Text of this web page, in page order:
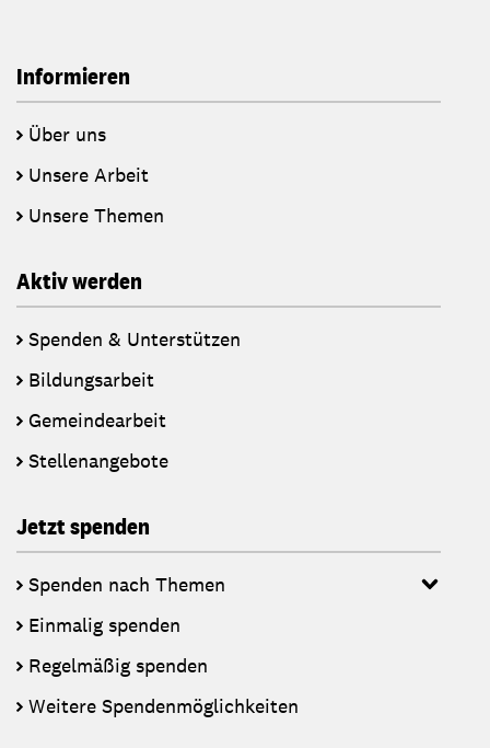
Informieren
Über uns
Unsere Arbeit
Unsere Themen
Aktiv werden
Spenden & Unterstützen
Bildungsarbeit
Gemeindearbeit
Stellenangebote
Jetzt spenden
Spenden nach Themen
Einmalig spenden
Regelmäßig spenden
Weitere Spendenmöglichkeiten